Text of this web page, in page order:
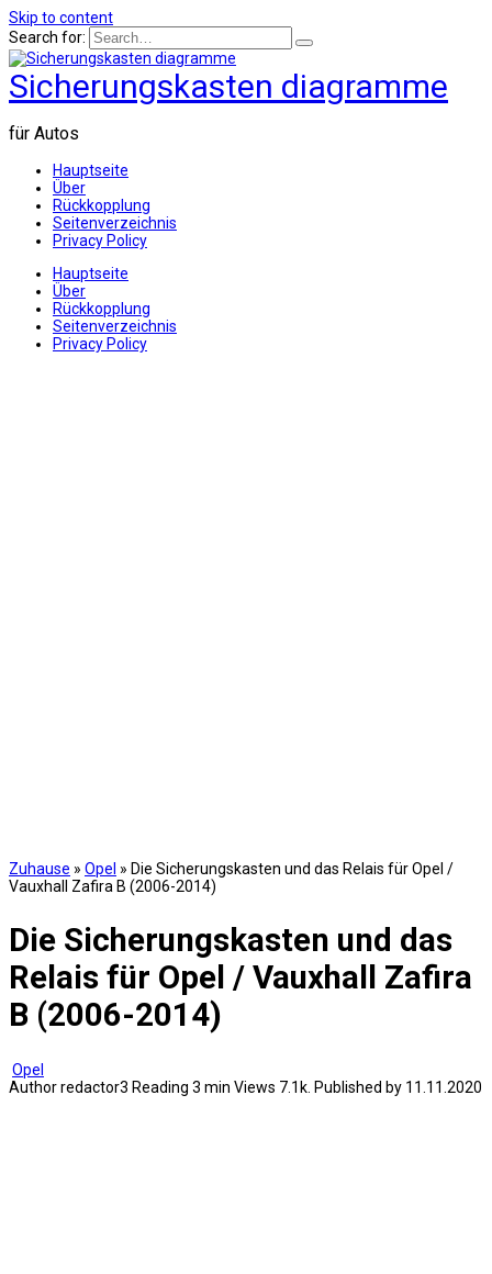
Skip to content
Search for:
Sicherungskasten diagramme
für Autos
Hauptseite
Über
Rückkopplung
Seitenverzeichnis
Privacy Policy
Hauptseite
Über
Rückkopplung
Seitenverzeichnis
Privacy Policy
Zuhause » Opel » Die Sicherungskasten und das Relais für Opel /
Vauxhall Zafira B (2006-2014)
Die Sicherungskasten und das
Relais für Opel / Vauxhall Zafira
B (2006-2014)
Opel
Authorredactor3 Reading 3 min Views 7.1k. Published by 11.11.2020